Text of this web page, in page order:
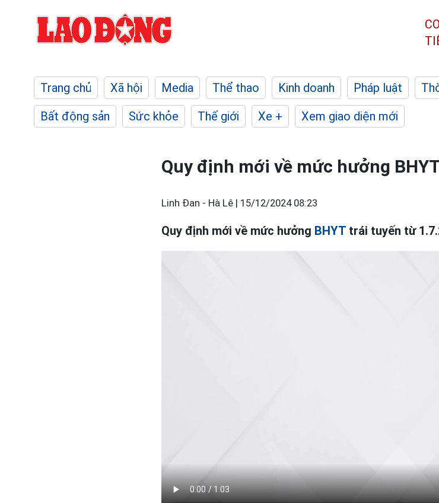
Trang chủ Xã hội Media Thể thao Kinh doanh Pháp luật
Bất động sản
Sức khỏe Thế giới Xe + Xem giao diện mới
Quy định mới về mức hưởng
Linh Đan - Hà Lê | 15/12/2024 08:23
Quy định mới về mức hưởng BHYT trái tuyến từ